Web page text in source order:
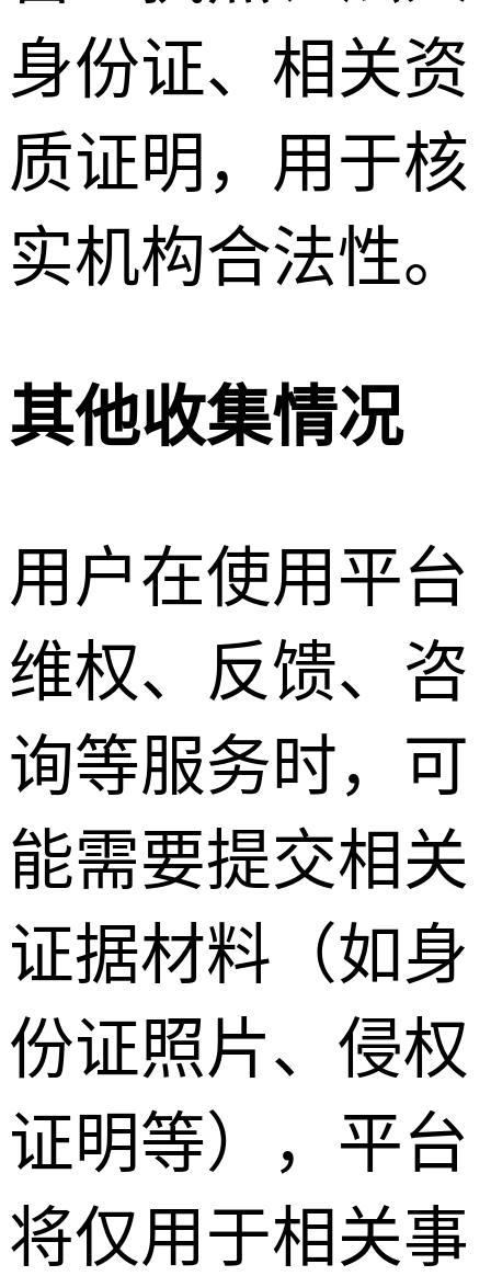
身份证、相关资
质证明，用于核
实机构合法性。
其他收集情况
用户在使用平台
维权、反馈、咨
询等服务时，可
能需要提交相关
证据材料（如身
份证照片、侵权
证明等），平台
将仅用于相关事